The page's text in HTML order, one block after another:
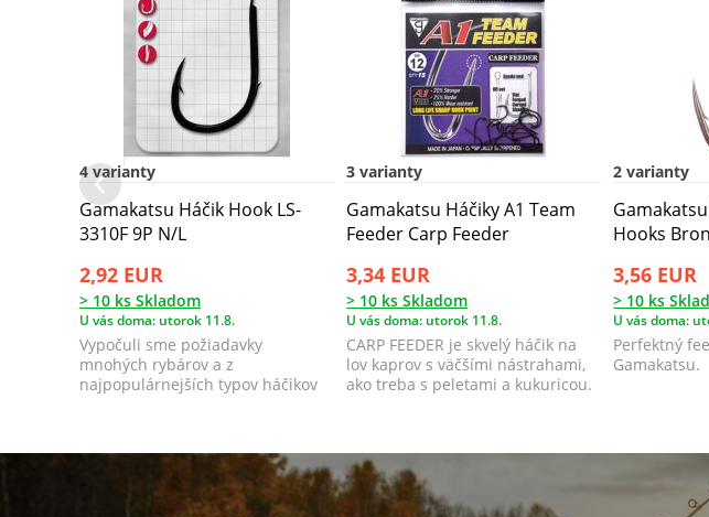
4 varianty
Gamakatsu Háčik Hook LS-
3310F 9P N/L
2,92 EUR
> 10 ks Skladom
U vás doma: utorok 11.8.
Vypočuli sme požiadavky
mnohých rybárov a z
najpopulárnejších typov háčikov
3 varianty
Gamakatsu Háčiky A1 Team
Feeder Carp Feeder
3,34 EUR
> 10 ks Skladom
U vás doma: utorok 11.8.
CARP FEEDER je skvelý háčik na
lov kaprov s väčšími nástrahami,
ako treba s peletami a kukuricou.​
2 varianty
Hooks
3,56 EUR
> 10 ks
U vás doma:
Perfektný
Gamakatsu.